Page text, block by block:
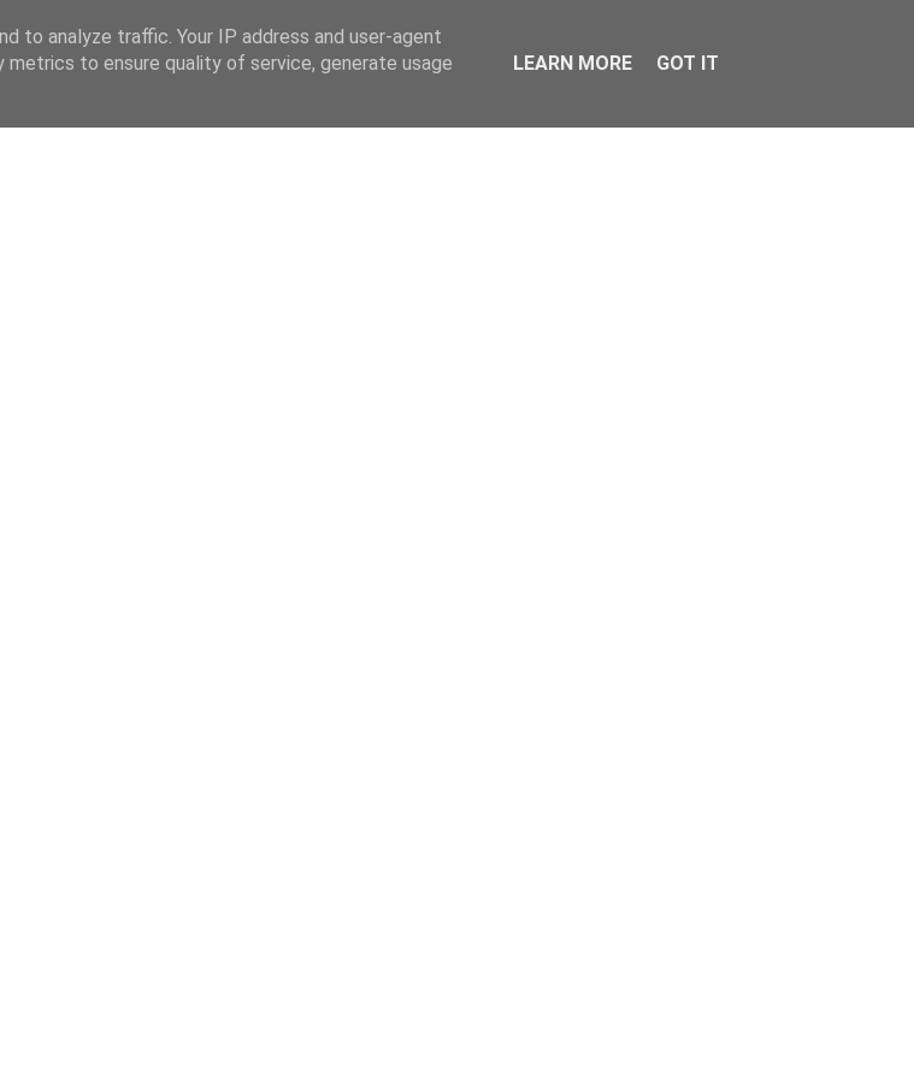
to analyze traffic. Your IP address and user-agent
to ensure quality of service, generate usage
LEARN MORE GOT IT